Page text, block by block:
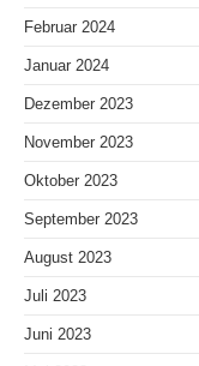
Februar 2024
Januar 2024
Dezember 2023
November 2023
Oktober 2023
September 2023
August 2023
Juli 2023
Juni 2023